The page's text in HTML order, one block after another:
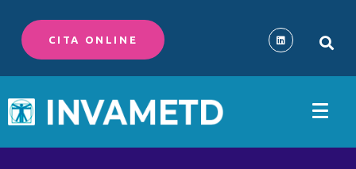
CITA ONLINE